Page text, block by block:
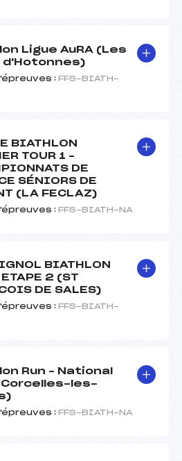
Ligue AuRA (Les
d'Hotonnes)
: FFS-BIATH-
BIATHLON
TOUR 1 –
DE
SÉNIORS DE
(LA FECLAZ)
: FFS-BIATH-NA
BIATHLON
ETAPE 2 (ST
DE SALES)
: FFS-BIATH-
Run – National
les-
: FFS-BIATH-NA